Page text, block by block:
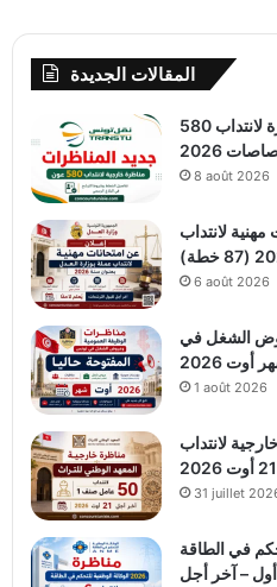
المقالات الجديدة
شركة النقل بتونس تفتح مناظرة لانتداب 580
2026
8 août 2026
لانتداب
6 août 2026
الشغل في
2026
1 août 2026
لانتداب
31 juillet
في الطاقة
أول – آخر أجل